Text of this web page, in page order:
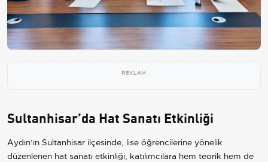
REKLAM
Sultanhisar’da Hat Sanatı Etkinliği
Aydın’ın Sultanhisar ilçesinde, lise öğrencilerine yönelik
düzenlenen hat sanatı etkinliği, katılımcılara hem teorik hem de